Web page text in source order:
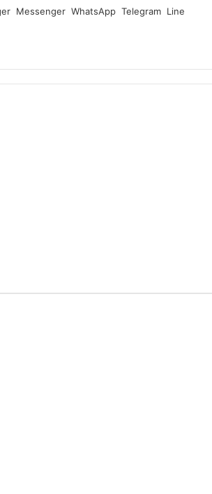
Messenger WhatsApp Telegram Line